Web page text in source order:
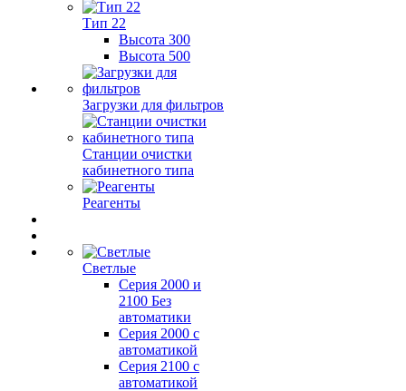
Тип 22
Высота 300
Высота 500
Загрузки для фильтров
Станции очистки
кабинетного типа
Реагенты
Светлые
Серия 2000 и
2100 Без
автоматики
Серия 2000 с
автоматикой
Серия 2100 с
автоматикой